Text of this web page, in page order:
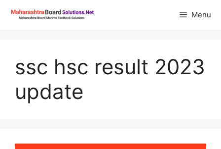
Menu
ssc hsc result 2023
update